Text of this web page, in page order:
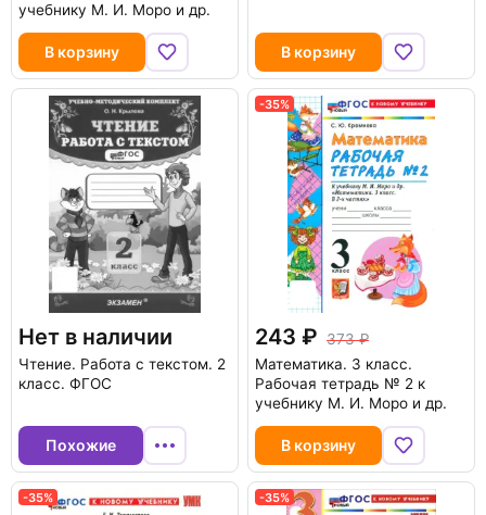
учебнику М. И. Моро и др.
В корзину В корзину
Нет в наличии
Чтение. Работа с текстом. 2
класс. ФГОС
Похожие
-35%
243
373
Математика. 3 класс.
Рабочая тетрадь № 2 к
учебнику М. И. Моро и др.
В корзину
-35% -35%